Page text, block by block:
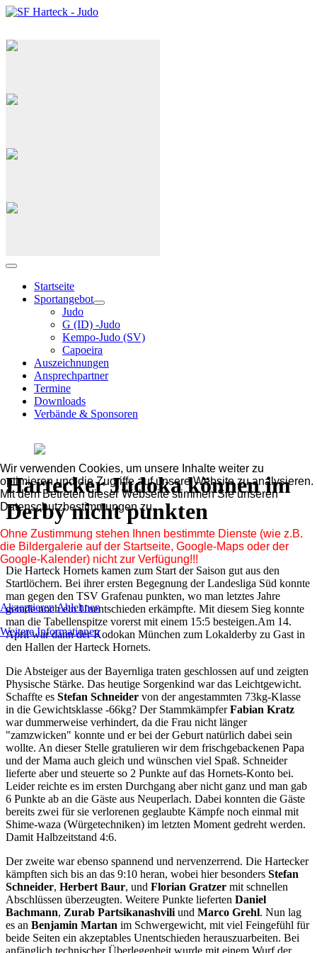
Startseite
Sportangebot
Judo
G (ID) -Judo
Kempo-Judo (SV)
Capoeira
Auszeichnungen
Ansprechpartner
Termine
Downloads
Verbände & Sponsoren
Hartecker Judoka können im
Derby nicht punkten
Die Harteck Hornets kamen zum Start der Saison gut aus den
Startlöchern. Bei ihrer ersten Begegnung der Landesliga Süd konnte
man gegen den TSV Grafenau punkten, wo man letztes Jahre
gerade noch ein Unentschieden erkämpfte. Mit diesem Sieg konnte
man die Tabellenspitze vorerst mit einem 15:5 besteigen.Am 14.
April war dann der Kodokan München zum Lokalderby zu Gast in
den Hallen der Harteck Hornets.
Die Absteiger aus der Bayernliga traten geschlossen auf und zeigten
Physische Stärke. Das heutige Sorgenkind war das Leichtgewicht.
Schaffte es Stefan Schneider von der angestammten 73kg-Klasse
in die Gewichtsklasse -66kg? Der StammkämpferFabian Kratz
war dummerweise verhindert, da die Frau nicht länger
"zamzwicken" konnte und er bei der Geburt natürlich dabei sein
wollte. An dieser Stelle gratulieren wir dem frischgebackenen Papa
und der Mama auch gleich und wünschen viel Spaß. Schneider
lieferte aber und steuerte so 2 Punkte auf das Hornets-Konto bei.
Leider reichte es im ersten Durchgang aber nicht ganz und man gab
6 Punkte ab an die Gäste aus Neuperlach. Dabei konnten die Gäste
bereits zwei für sie verlorenen geglaubte Kämpfe noch einmal mit
Shime-waza (Würgetechniken) im letzten Moment gedreht werden.
Damit Halbzeitstand 4:6.
Der zweite war ebenso spannend und nervenzerrend. Die Hartecker
kämpften sich bis an das 9:10 heran, wobei hier besonders Stefan
Schneider, Herbert Baur, und Florian Gratzer mit schnellen
Abschlüssen überzeugten. Weitere Punkte lieferten Daniel
Bachmann, Zurab Partsikanashvili und Marco Grehl. Nun lag
es an Benjamin Martan im Schwergewicht, mit viel Feingefühl für
beide Seiten ein akzeptables Unentschieden herauszuarbeiten. Bei
anfänglich technischer Überlegenheit wurde mit einem Wurf der
Wir verwenden Cookies, um unsere Inhalte weiter zu
optimieren und die Zugriffe auf unsere Website zu analysieren.
Mit dem Betreten dieser Webseite stimmen Sie unseren
Datenschutzbestimmungen zu.
Ohne Zustimmung stehen Ihnen bestimmte Dienste (wie z.B.
die Bildergalerie auf der Startseite, Google-Maps oder der
Google-Kalender) nicht zur Verfügung!!!
AkzeptierenAblehnen
Weitere Informationen